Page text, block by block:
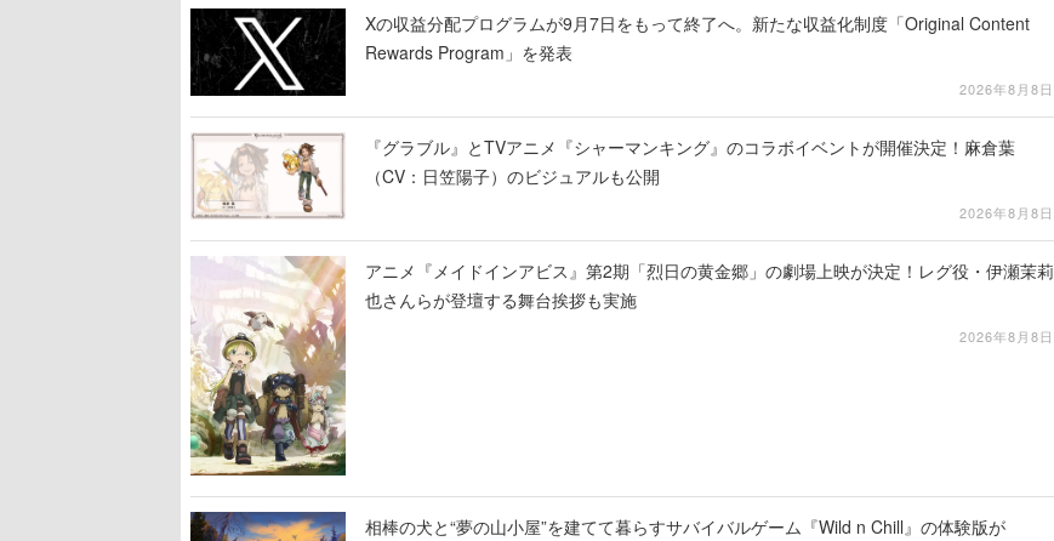
Xの収益分配プログラムが9月7日をもって終了へ。新たな収益化制度「Original Content
Rewards Program」を発表
2026年8月8日
『グラブル』とTVアニメ『シャーマンキング』のコラボイベントが開催決定！麻倉葉
（CV：日笠陽子）のビジュアルも公開
2026年8月8日
アニメ『メイドインアビス』第2期「烈日の黄金郷」の劇場上映が決定！レグ役・伊瀬茉莉
也さんらが登壇する舞台挨拶も実施
2026年8月8日
相棒の犬と“夢の山小屋”を建てて暮らすサバイバルゲーム『Wild n Chill』の体験版が